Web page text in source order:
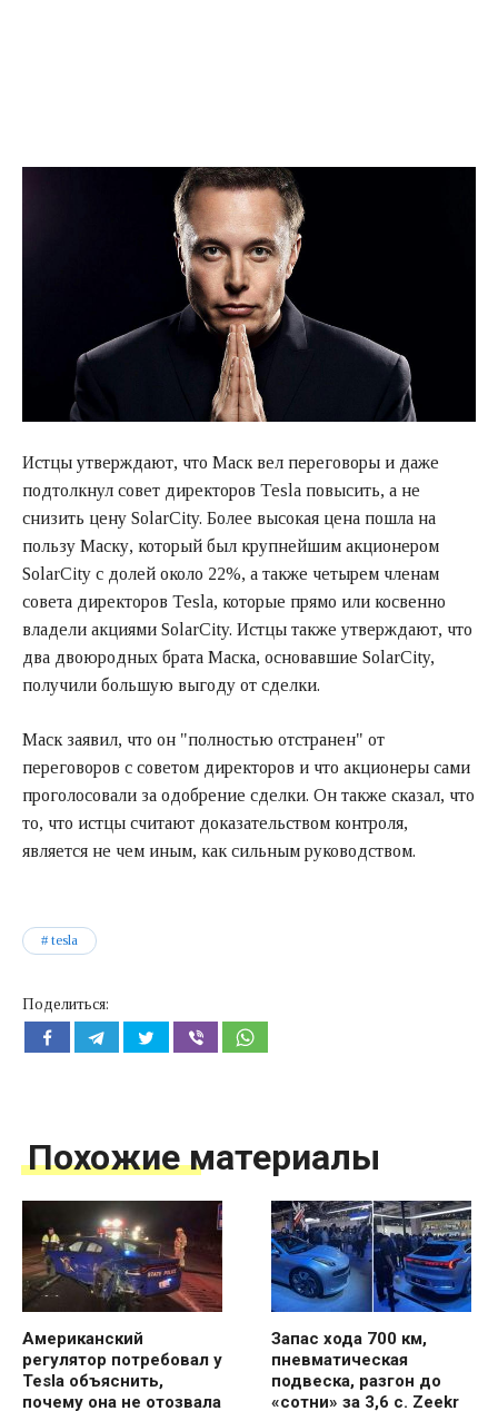
Истцы утверждают, что Маск вел переговоры и даже
подтолкнул совет директоров Tesla повысить, а не
снизить цену SolarCity. Более высокая цена пошла на
пользу Маску, который был крупнейшим акционером
SolarCity с долей около 22%, а также четырем членам
совета директоров Tesla, которые прямо или косвенно
владели акциями SolarCity. Истцы также утверждают, что
два двоюродных брата Маска, основавшие SolarCity,
получили большую выгоду от сделки.
Маск заявил, что он "полностью отстранен" от
переговоров с советом директоров и что акционеры сами
проголосовали за одобрение сделки. Он также сказал, что
то, что истцы считают доказательством контроля,
является не чем иным, как сильным руководством.
tesla
Поделиться:
Похожие материалы
Американский
регулятор потребовал у
Tesla объяснить,
почему она не отозвала
Запас хода 700 км,
пневматическая
подвеска, разгон до
«сотни» за 3,6 с. Zeekr